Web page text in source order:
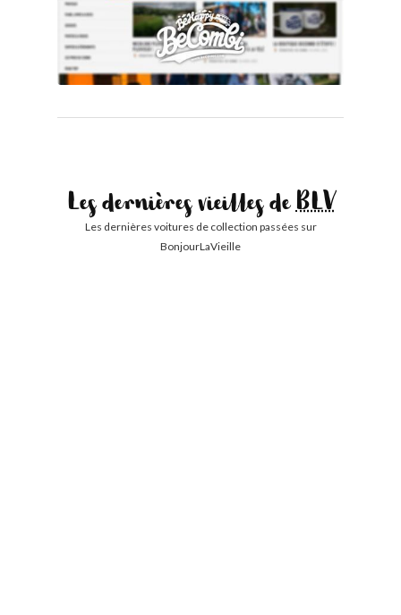
Les dernières vieilles deBLV
Les dernières voitures de collection passées sur
BonjourLaVieille